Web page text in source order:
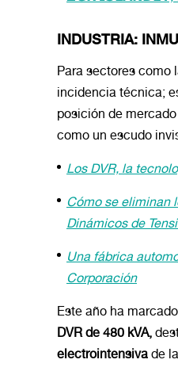
INDUSTRIA:
Para sectores como
incidencia técnica;
posición de
como un escudo
Los DVR, la
Cómo se eliminan
Dinámicos de
Una fábrica
Corporación
Este año ha
DVR de 480 kVA,
electrointensiva de